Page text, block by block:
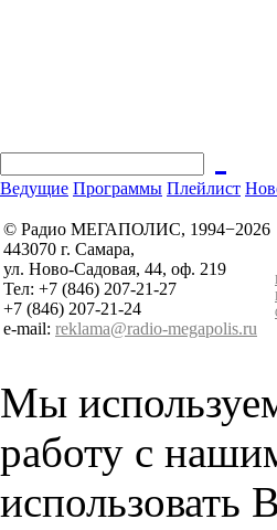
Ведущие Программы Плейлист
© Радио МЕГАПОЛИС, 1994−2026
443070 г. Самара,
ул. Ново-Садовая, 44, оф. 219
Тел: +7 (846) 207-21-27
+7 (846) 207-21-24
e-mail: reklama@radio-megapolis.ru
Мы
работу с
использовать